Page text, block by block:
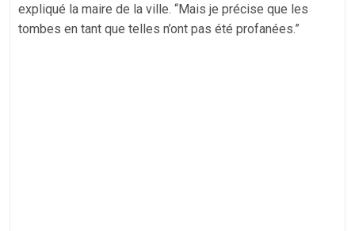
expliqué la maire de la ville. “Mais je précise que les
tombes en tant que telles n’ont pas été profanées.”